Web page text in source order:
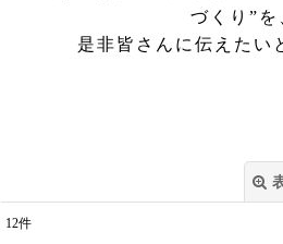
づくり”を
是非皆さんに伝えたい
サブカテゴリ
12件